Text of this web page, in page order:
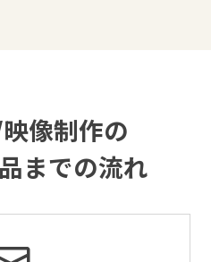
像制作の
までの流れ